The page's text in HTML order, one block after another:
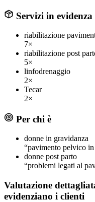
Servizi in evidenza
riabilitazione
7×
riabilitazione post
5×
linfodrenaggio
2×
Tecar
2×
Per chi è
donne in gravidanza
“pavimento pelvico
donne post parto
“problemi legati al
Valutazione
evidenziano i clienti